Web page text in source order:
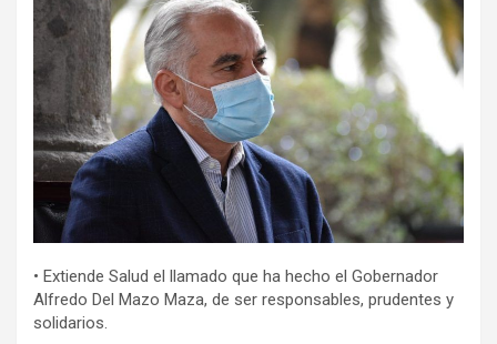
• Extiende Salud el llamado que ha hecho el Gobernador
Alfredo Del Mazo Maza, de ser responsables, prudentes y
solidarios.